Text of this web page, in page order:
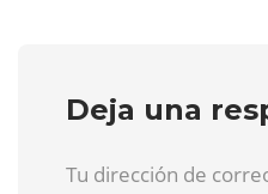
Deja una
Tu dirección de